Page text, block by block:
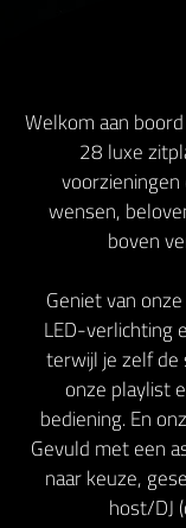
Welkom aan
28 luxe
wensen,
boven
Geniet van
LED-verlichting
terwijl je zelf
onze playlist
bediening. En
Gevuld met een
naar keuze,
host/DJ